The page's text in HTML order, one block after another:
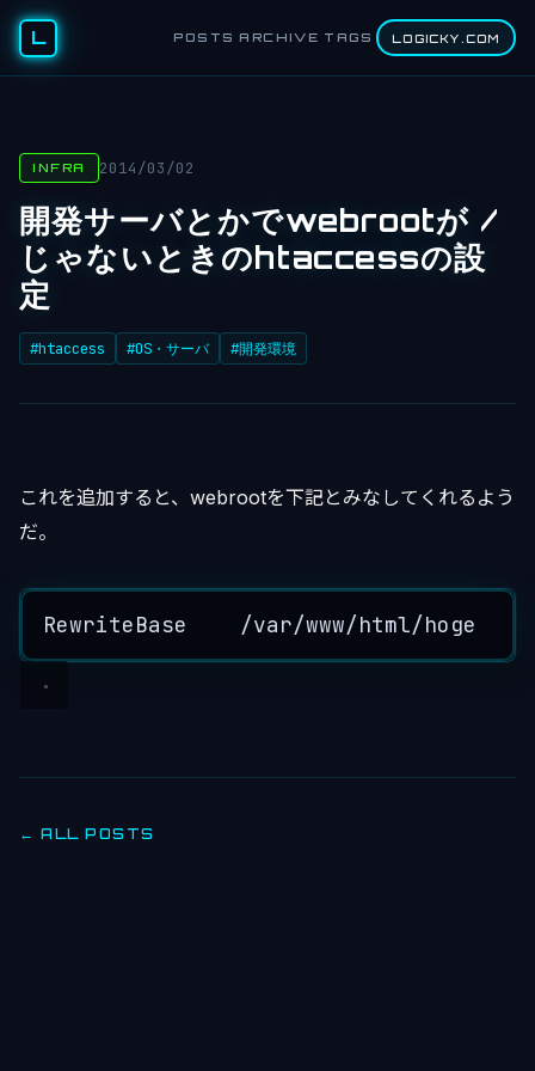
L POSTS ARCHIVE TAGS LOGICKY.COM
INFRA 2014/03/02
開発サーバとかでwebrootが /
じゃないときのhtaccessの設
定
#htaccess #OS・サーバ #開発環境
これを追加すると、webrootを下記とみなしてくれるよう
だ。
RewriteBase /var/www/html/hoge
← ALL POSTS